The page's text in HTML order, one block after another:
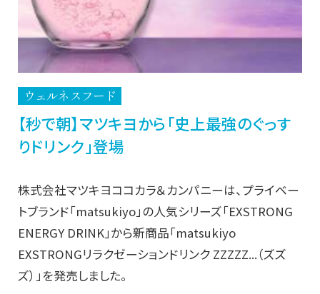
ウェルネスフード
【秒で朝】マツキヨから「史上最強のぐっす
りドリンク」登場
株式会社マツキヨココカラ＆カンパニーは、プライベー
トブランド「matsukiyo」の人気シリーズ「EXSTRONG
ENERGY DRINK」から新商品「matsukiyo
EXSTRONGリラクゼーションドリンク ZZZZZ...（ズズ
ズ）」を発売しました。